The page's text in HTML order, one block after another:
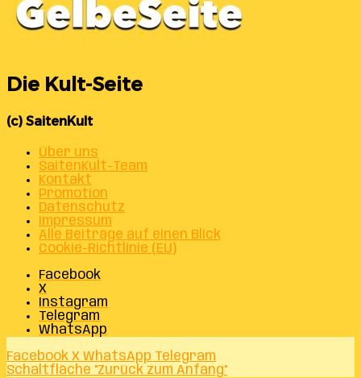
Die Kult-Seite
(c) SaitenKult
Über uns
SaitenKult-Team
Kontakt
Promotion
Datenschutz
Impressum
Alle Beiträge auf einen Blick
Cookie-Richtlinie (EU)
Facebook
X
Instagram
Telegram
WhatsApp
Facebook X WhatsApp Telegram
Schaltfläche "Zurück zum Anfang"